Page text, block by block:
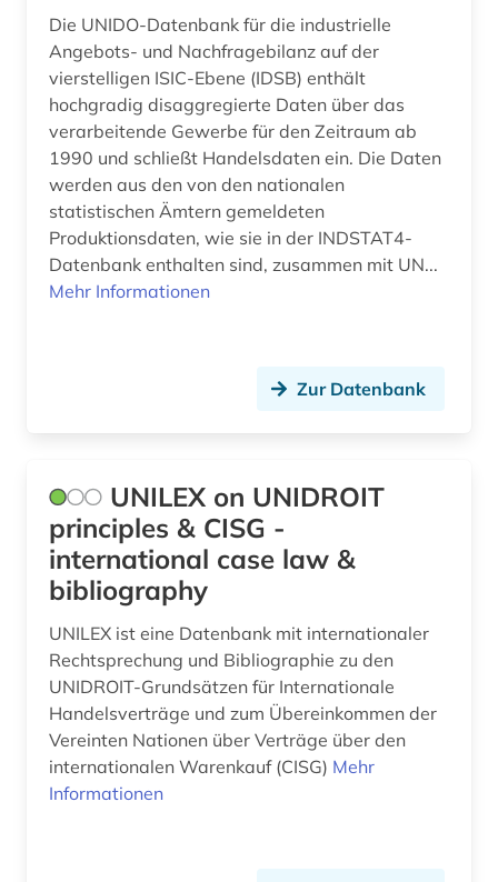
besetzung (3)
besoldung (1)
bestimmung (1)
bestimmungsbuch (1)
bestäubungsökologie (1)
beton (1)
betriebliches informationssystem (1)
betriebsanalyse (1)
betriebsdaten (7)
betriebsrat (1)
betriebswirtschaft (2)
betriebswirtschaftslehre (1)
beutekunst (2)
Die UNIDO-Datenbank für die industrielle
Angebots- und Nachfragebilanz auf der
vierstelligen ISIC-Ebene (IDSB) enthält
hochgradig disaggregierte Daten über das
verarbeitende Gewerbe für den Zeitraum ab
1990 und schließt Handelsdaten ein. Die Daten
werden aus den von den nationalen
statistischen Ämtern gemeldeten
Produktionsdaten, wie sie in der INDSTAT4-
Datenbank enthalten sind, zusammen mit UN...
Mehr Informationen
Zur Datenbank
UNILEX on UNIDROIT
principles & CISG -
international case law &
bibliography
UNILEX ist eine Datenbank mit internationaler
Rechtsprechung und Bibliographie zu den
UNIDROIT-Grundsätzen für Internationale
Handelsverträge und zum Übereinkommen der
Vereinten Nationen über Verträge über den
internationalen Warenkauf (CISG) Mehr
Informationen